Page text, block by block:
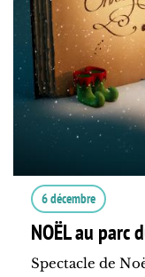
6 décembre
NOËL au parc
Spectacle de